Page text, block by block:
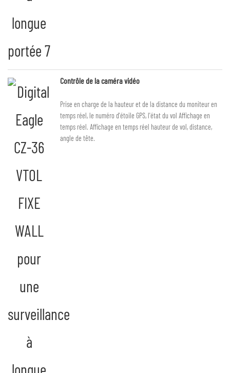
Contrôle de la caméra vidéo
Prise en charge de la hauteur et de la distance du moniteur en
temps réel, le numéro d'étoile GPS, l'état du vol Affichage en
temps réel. Affichage en temps réel hauteur de vol, distance,
angle de tête.